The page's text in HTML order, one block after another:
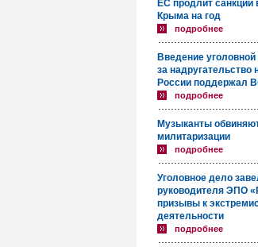
ЕС продлит санкции
Крыма на год
подробнее
Введение уголовной
за надругательство
России поддержал
подробнее
Музыканты
милитаризации
подробнее
Уголовное дело
руководителя ЭПО
призывы к
деятельности
подробнее